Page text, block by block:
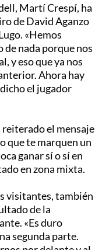
Martí Crespí, ha
de David Aganzo
«Hemos
de nada porque nos
y eso que ya nos
Ahora hay
el jugador
el mensaje
que te marquen un
ganar sí o sí en
en zona mixta.
visitantes, también
de la
«Es duro
segunda parte.